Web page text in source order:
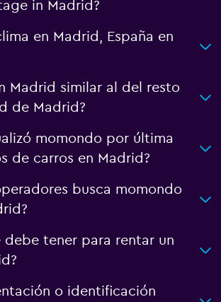
in Madrid?
en Madrid, España en
Madrid similar al del resto
de Madrid?
momondo por última
de carros en Madrid?
busca momondo
debe tener para rentar un
o identificación